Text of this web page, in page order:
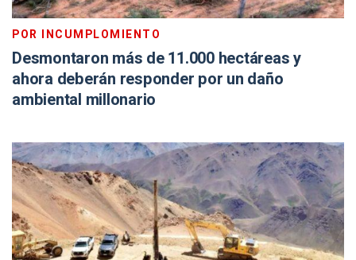
POR INCUMPLOMIENTO
Desmontaron más de 11.000 hectáreas y
ahora deberán responder por un daño
ambiental millonario